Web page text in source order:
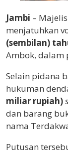
Jambi –
menjatuhkan
(sembilan)
Ambok, dalam
Selain pidana
hukuman
miliar rupiah)
dan barang
nama
Putusan